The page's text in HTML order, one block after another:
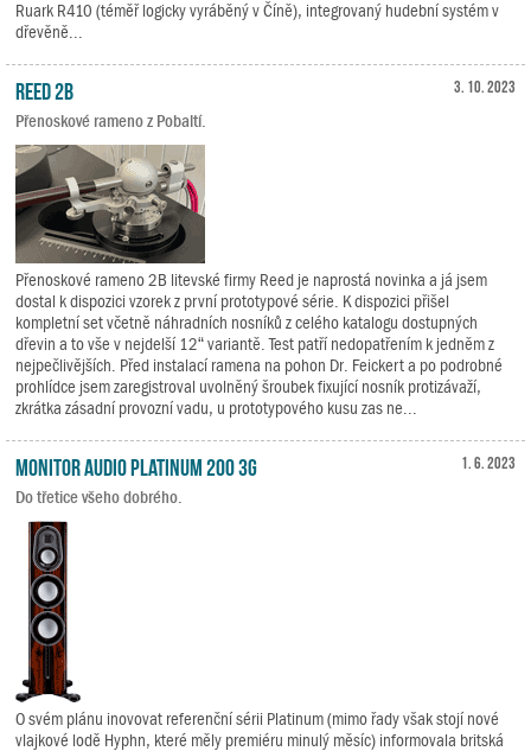
Ruark R410 (téměř logicky vyráběný v Číně), integrovaný hudební systém v
dřevěně...
3. 10. 2023
Reed 2B
Přenoskové rameno z Pobaltí.
Přenoskové rameno 2B litevské firmy Reed je naprostá novinka a já jsem
dostal k dispozici vzorek z první prototypové série. K dispozici přišel
kompletní set včetně náhradních nosníků z celého katalogu dostupných
dřevin a to vše v nejdelší 12“ variantě. Test patří nedopatřením k jedněm z
nejpečlivějších. Před instalací ramena na pohon Dr. Feickert a po podrobné
prohlídce jsem zaregistroval uvolněný šroubek fixující nosník protizávaží,
zkrátka zásadní provozní vadu, u prototypového kusu zas ne...
1. 6. 2023
Monitor Audio Platinum 200 3G
Do třetice všeho dobrého.
O svém plánu inovovat referenční sérii Platinum (mimo řady však stojí nové
vlajkové lodě Hyphn, které měly premiéru minulý měsíc) informovala britská